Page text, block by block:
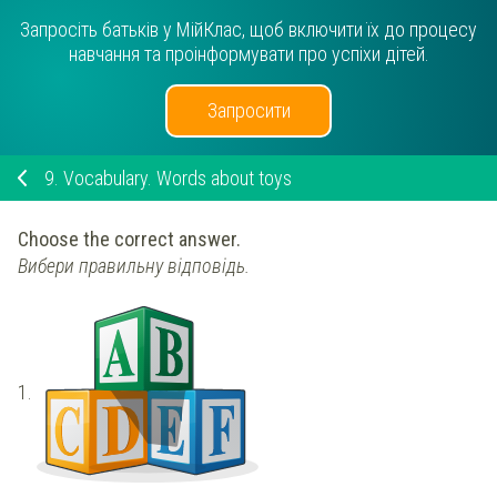
Запросіть батьків у МійКлас, щоб включити їх до процесу
навчання та проінформувати про успіхи дітей.
Запросити
9. Vocabulary. Words about toys
Choose the correct answer.
Вибери правильну відповідь.
1.